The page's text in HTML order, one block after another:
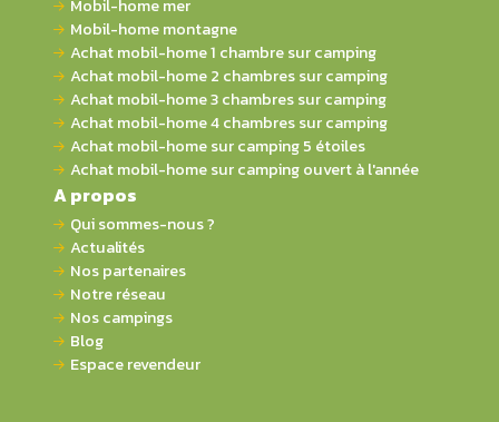
Mobil-home mer
Mobil-home montagne
Achat mobil-home 1 chambre sur camping
Achat mobil-home 2 chambres sur camping
Achat mobil-home 3 chambres sur camping
Achat mobil-home 4 chambres sur camping
Achat mobil-home sur camping 5 étoiles
Achat mobil-home sur camping ouvert à l'année
A propos
Qui sommes-nous ?
Actualités
Nos partenaires
Notre réseau
Nos campings
Blog
Espace revendeur